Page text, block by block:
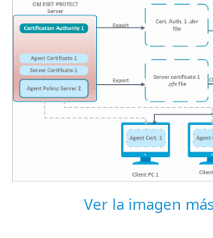
Ver la imagen